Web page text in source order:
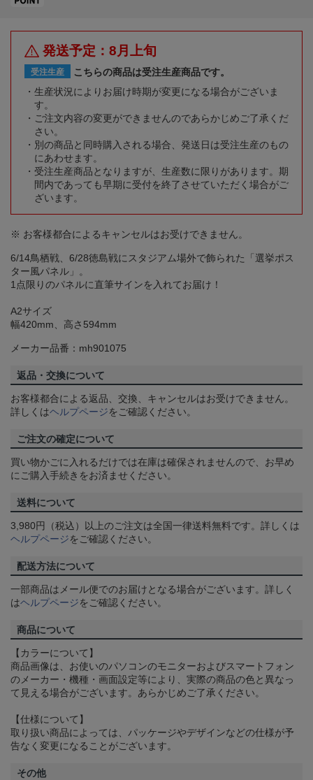
発送予定：8月上旬
受注生産
こちらの商品は受注生産商品です。
生産状況によりお届け時期が変更になる場合がございま
す。
ご注文内容の変更ができませんのであらかじめご了承くだ
さい。
別の商品と同時購入される場合、発送日は受注生産のもの
にあわせます。
受注生産商品となりますが、生産数に限りがあります。期
間内であっても早期に受付を終了させていただく場合がご
ざいます。
※ お客様都合によるキャンセルはお受けできません。
6/14鳥栖戦、6/28徳島戦にスタジアム場外で飾られた「選挙ポス
ター風パネル」。
1点限りのパネルに直筆サインを入れてお届け！
A2サイズ
幅420mm、高さ594mm
メーカー品番：mh901075
返品・交換について
お客様都合による返品、交換、キャンセルはお受けできません。
詳しくはヘルプページをご確認ください。
ご注文の確定について
買い物かごに入れるだけでは在庫は確保されませんので、お早め
にご購入手続きをお済ませください。
送料について
3,980円（税込）以上のご注文は全国一律送料無料です。詳しくは
ヘルプページをご確認ください。
配送方法について
一部商品はメール便でのお届けとなる場合がございます。詳しく
はヘルプページをご確認ください。
商品について
【カラーについて】
商品画像は、お使いのパソコンのモニターおよびスマートフォン
のメーカー・機種・画面設定等により、実際の商品の色と異なっ
て見える場合がございます。あらかじめご了承ください。
【仕様について】
取り扱い商品によっては、パッケージやデザインなどの仕様が予
告なく変更になることがございます。
その他